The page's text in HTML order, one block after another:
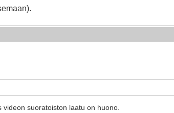
videon suoratoiston laatu on huono.